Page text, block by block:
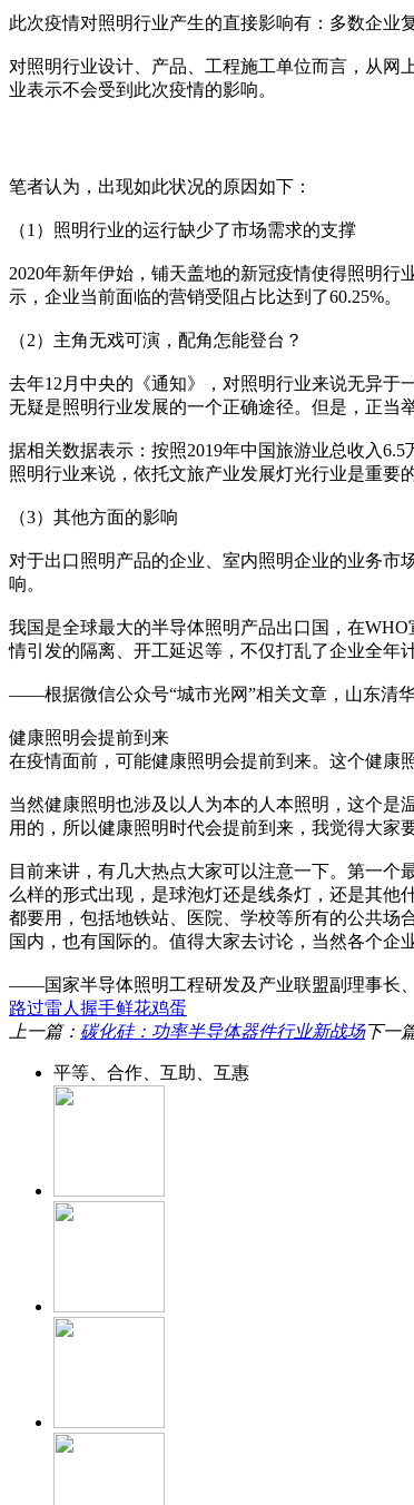
此次疫情对照明行业产生的直接影响有：多数企
对照明行业设计、产品、工程施工单位而言，从网
业表示不会受到此次疫情的影响。
笔者认为，出现如此状况的原因如下：
（1）照明行业的运行缺少了市场需求的支撑
2020年新年伊始，铺天盖地的新冠疫情使得照明
示，企业当前面临的营销受阻占比达到了60.25%。
（2）主角无戏可演，配角怎能登台？
去年12月中央的《通知》，对照明行业来说无异
无疑是照明行业发展的一个正确途径。但是，正当
据相关数据表示：按照2019年中国旅游业总收入
照明行业来说，依托文旅产业发展灯光行业是重要
（3）其他方面的影响
对于出口照明产品的企业、室内照明企业的业务市
响。
我国是全球最大的半导体照明产品出口国，在
情引发的隔离、开工延迟等，不仅打乱了企业全
——根据微信公众号“城市光网”相关文章，山东清
健康照明会提前到来
在疫情面前，可能健康照明会提前到来。这个健康
当然健康照明也涉及以人为本的人本照明，这个是
用的，所以健康照明时代会提前到来，我觉得大家
目前来讲，有几大热点大家可以注意一下。第一
么样的形式出现，是球泡灯还是线条灯，还是其他
都要用，包括地铁站、医院、学校等所有的公共场
国内，也有国际的。值得大家去讨论，当然各个企
——国家半导体照明工程研发及产业联盟副理事长
路过雷人 握手鲜花鸡蛋
上一篇： 碳化硅：功率半导体器件行业新战场下一
平等、合作、互助、互惠